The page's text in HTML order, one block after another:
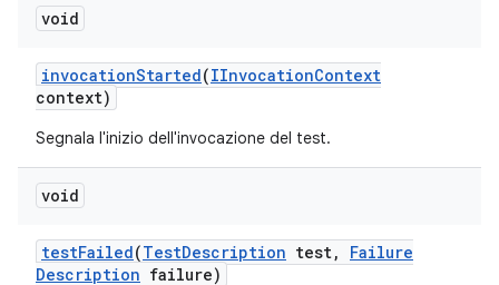
void
invocationStarted(IInvocationContext
context)
Segnala l'inizio dell'invocazione del test.
void
testFailed(TestDescription test,
Failure
Description failure)